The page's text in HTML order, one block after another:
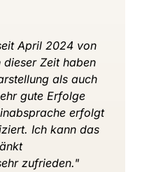
April 2024
dieser Zeit
als
gute
erfolgt
Ich kann
uneingeschränkt
zufrieden."